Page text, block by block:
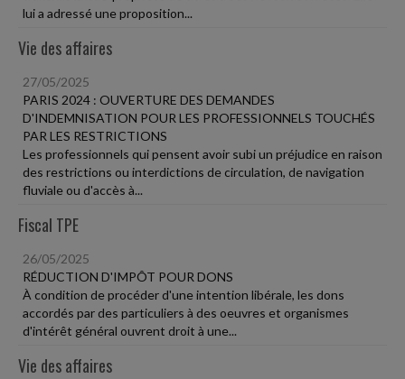
lui a adressé une proposition...
Vie des affaires
27/05/2025
PARIS 2024 : OUVERTURE DES DEMANDES
D'INDEMNISATION POUR LES PROFESSIONNELS TOUCHÉS
PAR LES RESTRICTIONS
Les professionnels qui pensent avoir subi un préjudice en raison
des restrictions ou interdictions de circulation, de navigation
fluviale ou d'accès à...
Fiscal TPE
26/05/2025
RÉDUCTION D'IMPÔT POUR DONS
À condition de procéder d'une intention libérale, les dons
accordés par des particuliers à des oeuvres et organismes
d'intérêt général ouvrent droit à une...
Vie des affaires